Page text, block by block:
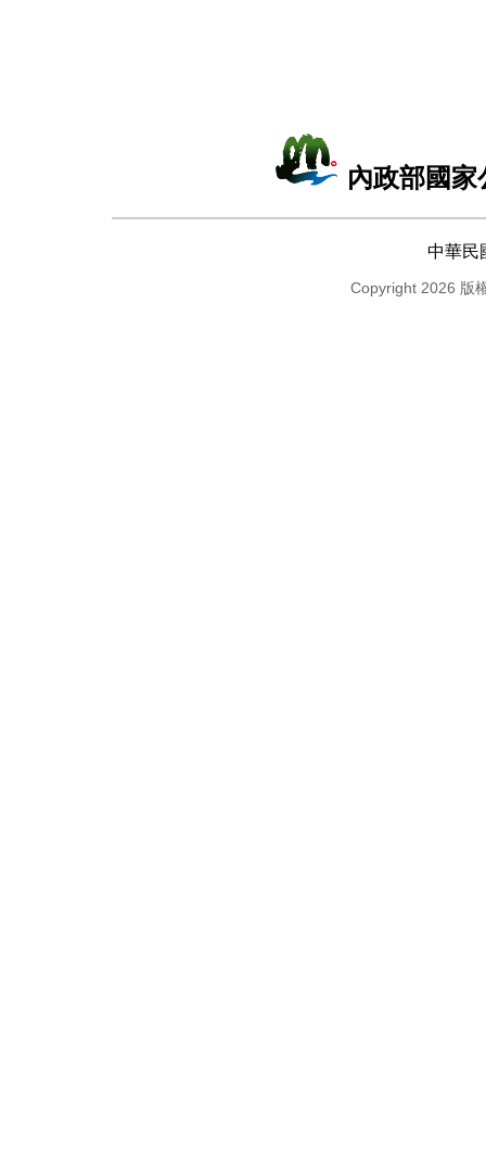
內政部國
中華民
Copyright 2026 版